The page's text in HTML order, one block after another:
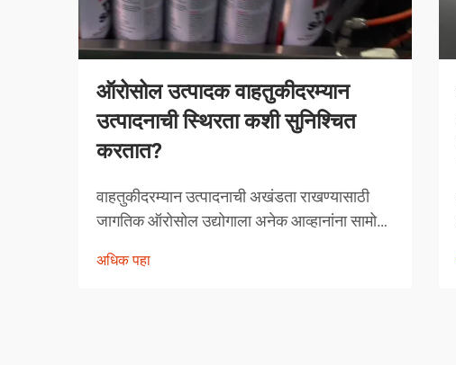
ऑरोसोल उत्पादक वाहतुकीदरम्यान
उत्पादनाची स्थिरता कशी सुनिश्चित
करतात?
वाहतुकीदरम्यान उत्पादनाची अखंडता राखण्यासाठी
जागतिक ऑरोसोल उद्योगाला अनेक आव्हानांना सामोरे
आणि हाताळणीच्या समस्यांपासून मोकळे व्हायला
अधिक पहा